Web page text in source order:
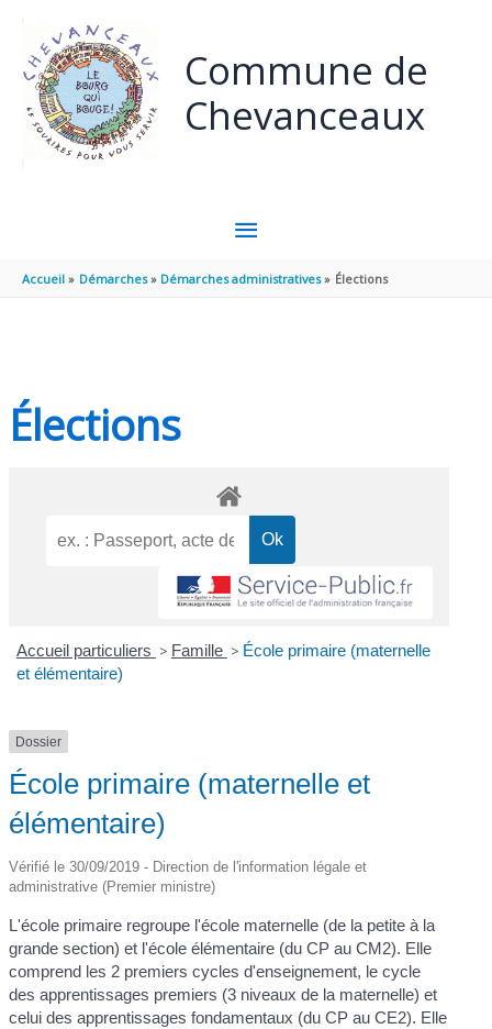
Commune de
Chevanceaux
MENU
PRINCIPAL
Accueil Démarches Démarches administratives Élections
Élections
Accueil particuliers > Famille > École primaire (maternelle
et élémentaire)
Dossier
École primaire (maternelle et
élémentaire)
Vérifié le 30/09/2019 - Direction de l'information légale et
administrative (Premier ministre)
L'école primaire regroupe l'école maternelle (de la petite à la
grande section) et l'école élémentaire (du CP au CM2). Elle
comprend les 2 premiers cycles d'enseignement, le cycle
des apprentissages premiers (3 niveaux de la maternelle) et
celui des apprentissages fondamentaux (du CP au CE2). Elle